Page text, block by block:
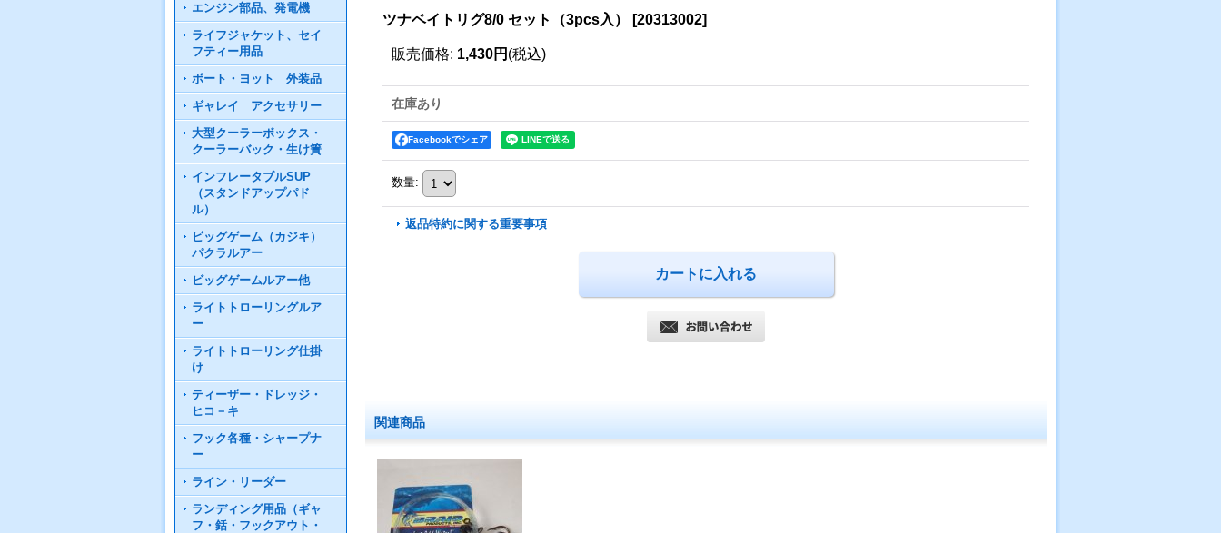
エンジン部品、発電機
ライフジャケット、セイ
フティー用品
ボート・ヨット 外装品
ギャレイ アクセサリー
大型クーラーボックス・
クーラーバック・生け簀
インフレータブルSUP
（スタンドアップパド
ル）
ビッグゲーム（カジキ）
パクラルアー
ビッグゲームルアー他
ライトトローリングルア
ー
ライトトローリング仕掛
け
ティーザー・ドレッジ・
ヒコ－キ
フック各種・シャープナ
ー
ライン・リーダー
ランディング用品（ギャ
フ・銛・フックアウト・
ツナベイトリグ8/0 セット（3pcs入） [20313002]
販売価格: 1,430円 (税込)
在庫あり
Facebookでシェア
数量:
返品特約に関する重要事項
関連商品